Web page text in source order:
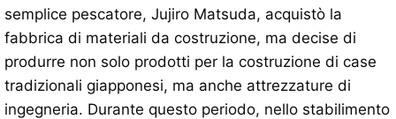
semplice pescatore, Jujiro Matsuda, acquistò la
fabbrica di materiali da costruzione, ma decise di
produrre non solo prodotti per la costruzione di case
tradizionali giapponesi, ma anche attrezzature di
ingegneria. Durante questo periodo, nello stabilimento